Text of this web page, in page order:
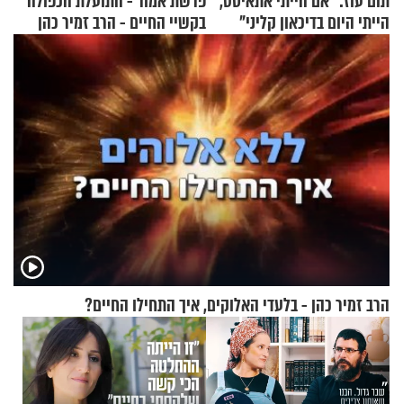
הייתי היום בדיכאון קליני"
בקשיי החיים - הרב זמיר כהן
הרב זמיר כהן - בלעדי האלוקים, איך התחילו החיים?